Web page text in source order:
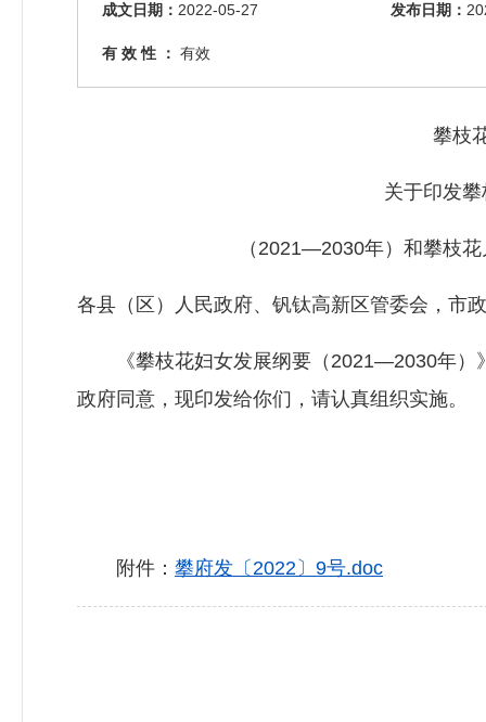
成文日期： 2022-05-27 发布日期：
有 效 性 ： 有效
攀枝
关于印发
（2021—2030年）和攀枝花
各县（区）人民政府、钒钛高新区管委会，市
《攀枝花妇女发展纲要（2021—2030年）
政府同意，现印发给你们，请认真组织实施。
附件： 攀府发〔2022〕9号.doc